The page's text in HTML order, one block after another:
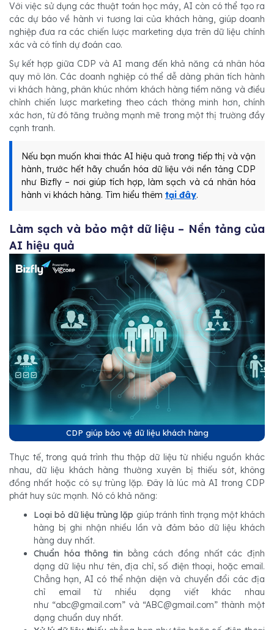
Với việc sử dụng các thuật toán học máy, AI còn có thể tạo ra
các dự báo về hành vi tương lai của khách hàng, giúp doanh
nghiệp đưa ra các chiến lược marketing dựa trên dữ liệu chính
xác và có tính dự đoán cao.
Sự kết hợp giữa CDP và AI mang đến khả năng cá nhân hóa
quy mô lớn. Các doanh nghiệp có thể dễ dàng phân tích hành
vi khách hàng, phân khúc nhóm khách hàng tiềm năng và điều
chỉnh chiến lược marketing theo cách thông minh hơn, chính
xác hơn, từ đó tăng trưởng mạnh mẽ trong một thị trường đầy
cạnh tranh.
Nếu bạn muốn khai thác AI hiệu quả trong tiếp thị và vận
hành, trước hết hãy chuẩn hóa dữ liệu với nền tảng CDP
như Bizfly – nơi giúp tích hợp, làm sạch và cá nhân hóa
hành vi khách hàng. Tìm hiểu thêm tại đây.
Làm sạch và bảo mật dữ liệu – Nền tảng của
AI hiệu quả
CDP giúp bảo vệ dữ liệu khách hàng
Thực tế, trong quá trình thu thập dữ liệu từ nhiều nguồn khác
nhau, dữ liệu khách hàng thường xuyên bị thiếu sót, không
đồng nhất hoặc có sự trùng lặp. Đây là lúc mà AI trong CDP
phát huy sức mạnh. Nó có khả năng:
Loại bỏ dữ liệu trùng lặp giúp tránh tình trạng một khách
hàng bị ghi nhận nhiều lần và đảm bảo dữ liệu khách
hàng duy nhất.
Chuẩn hóa thông tin bằng cách đồng nhất các định
dạng dữ liệu như tên, địa chỉ, số điện thoại, hoặc email.
Chẳng hạn, AI có thể nhận diện và chuyển đổi các địa
chỉ email từ nhiều dạng viết khác nhau
như “abc@gmail.com” và “ABC@gmail.com” thành một
dạng chuẩn duy nhất.